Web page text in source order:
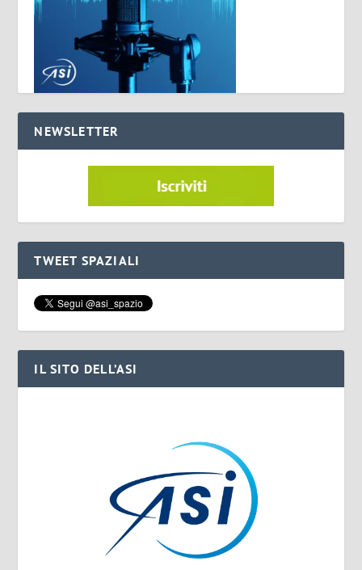
NEWSLETTER
TWEET SPAZIALI
IL SITO DELL’ASI